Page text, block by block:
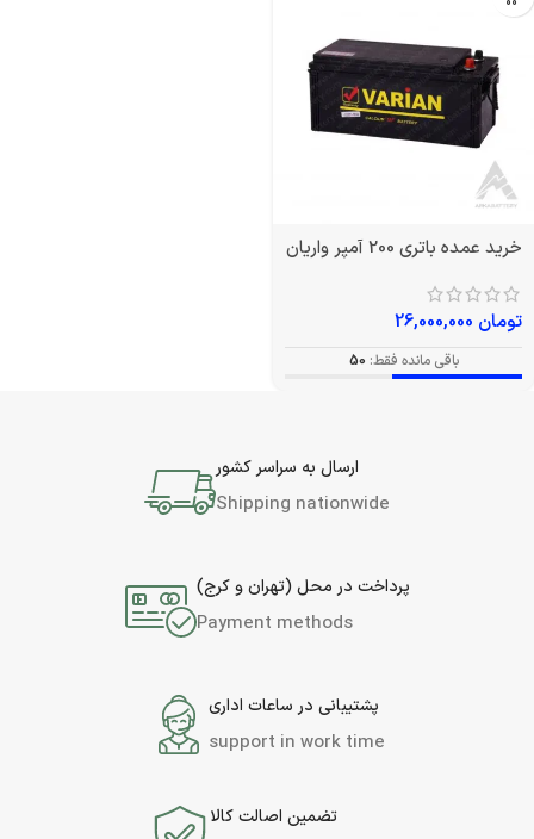
خرید عمده باتری 200 آمپر واریان
تومان
باقی مانده فقط: 50
ارسال به سراسر کشور
Shipping nationwide
پرداخت در محل (تهران و کرج)
Payment methods
پشتیبانی در ساعات اداری
support in work time
تضمین اصالت کالا